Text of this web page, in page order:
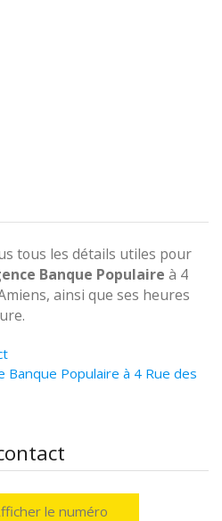
tous les détails utiles pour
Banque Populaire à 4
ainsi que ses heures
Populaire à 4 Rue des
le numéro